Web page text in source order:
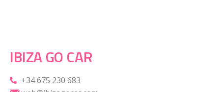
IBIZA GO CAR
+34 675 230 683